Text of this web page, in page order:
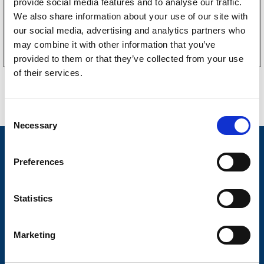
provide social media features and to analyse our traffic.
We also share information about your use of our site with
our social media, advertising and analytics partners who
may combine it with other information that you’ve
provided to them or that they’ve collected from your use
of their services.
o
Necessary
Preferences
Statistics
Marketing
Köp online
Släpvagnsservice
Frågor & Svar
Butikskoncept